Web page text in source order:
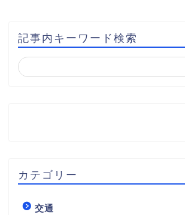
記事内キーワード検索
カテゴリー
交通